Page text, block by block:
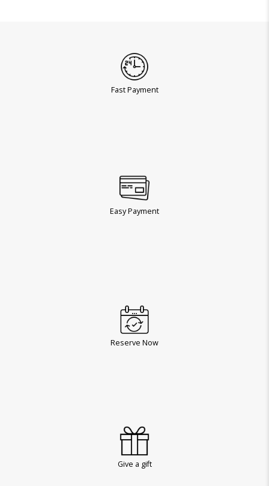
Fast Payment
Easy Payment
Reserve Now
Give a gift